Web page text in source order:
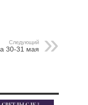
Следующий
30-31 мая